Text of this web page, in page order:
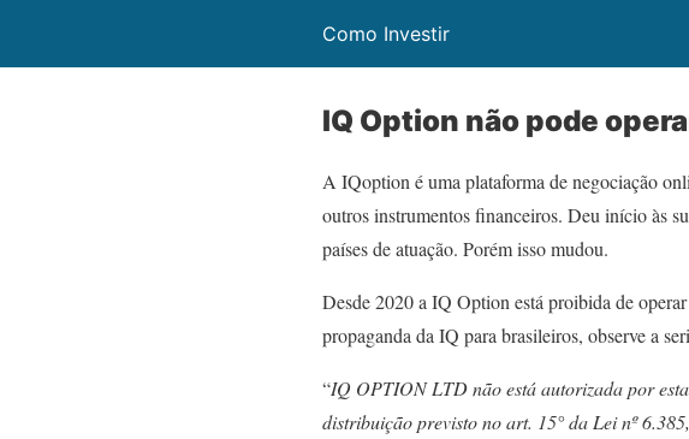
Como Investir
IQ Option não pode
A IQoption é uma plataforma de negociação
outros instrumentos financeiros. Deu início às
países de atuação. Porém isso mudou.
Desde 2020 a IQ Option está proibida de
propaganda da IQ para brasileiros, observe a
“IQ OPTION LTD não está autorizada por
distribuição previsto no art. 15° da Lei nº